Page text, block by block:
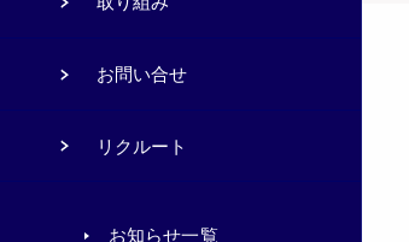
お問い合せ
リクルート
お知らせ一覧